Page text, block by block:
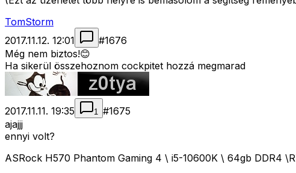
TomStorm
2017.11.12. 12:01
#1676
Még nem biztos!😊
Ha sikerül összehoznom cockpitet hozzá megmarad
2017.11.11. 19:35 1 #1675
ajajjj
ennyi volt?
ASRock H570 Phantom Gaming 4 \ i5-10600K \ 64gb DDR4